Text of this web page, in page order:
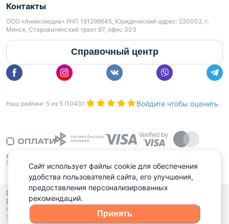
Контакты
ООО «Аниксмедиа» УНП 191299645, Юридический адрес: 220053, г.
Минск, Старовиленский тракт 87, офис 303
Справочный центр
Наш рейтинг 5 из 5 (1040): Войдите чтобы оценить
Политика конфиденциальности,
Политика обработки файлов куки
© 2015 - 2026, Domovita.by. Копирование материалов допускается
только при наличии активной ссылки.
Сайт использует файлы cookie для обеспечения
удобства пользователей сайта, его улучшения,
предоставления персонализированных
рекомендаций.
Принять